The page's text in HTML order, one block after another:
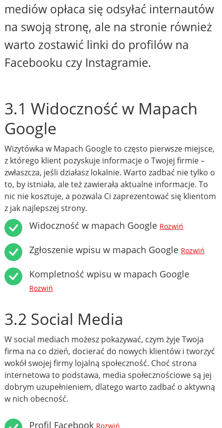
mediów opłaca się odsyłać internautów
na swoją stronę, ale na stronie również
warto zostawić linki do profilów na
Facebooku czy Instagramie.
3.1 Widoczność w Mapach
Google
Wizytówka w Mapach Google to często pierwsze miejsce,
z którego klient pozyskuje informacje o Twojej firmie –
zwłaszcza, jeśli działasz lokalnie. Warto zadbać nie tylko o
to, by istniała, ale też zawierała aktualne informacje. To
nic nie kosztuje, a pozwala Ci zaprezentować się klientom
z jak najlepszej strony.
Widoczność w mapach Google Rozwiń
Zgłoszenie wpisu w mapach Google Rozwiń
Kompletność wpisu w mapach Google
Rozwiń
3.2 Social Media
W social mediach możesz pokazywać, czym żyje Twoja
firma na co dzień, docierać do nowych klientów i tworzyć
wokół swojej firmy lojalną społeczność. Choć strona
internetowa to podstawa, media społecznościowe są jej
dobrym uzupełnieniem, dlatego warto zadbać o aktywną
w nich obecność.
Profil Facebook